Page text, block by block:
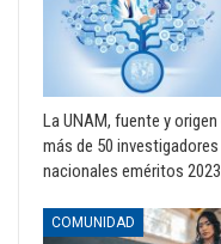
La UNAM, fuente y origen
más de 50 investigadores
nacionales eméritos 2023
COMUNIDAD